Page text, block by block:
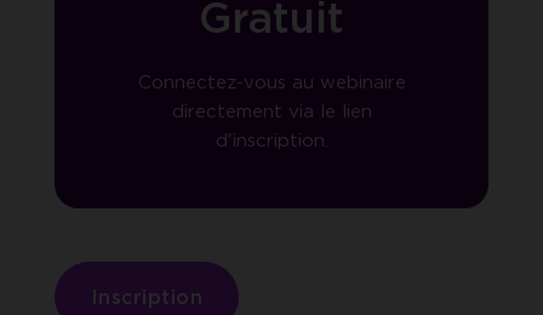
Gratuit
Connectez-vous au webinaire
directement via le lien
d'inscription.
Inscription